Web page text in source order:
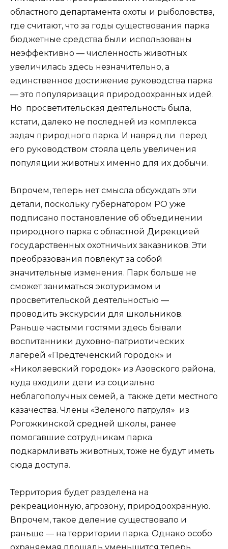
областного департамента охоты и рыболовства,
где считают, что за годы существования парка
бюджетные средства были использованы
неэффективно — численность животных
увеличилась здесь незначительно, а
единственное достижение руководства парка
— это популяризация природоохранных идей.
Но просветительская деятельность была,
кстати, далеко не последней из комплекса
задач природного парка. И навряд ли перед
его руководством стояла цель увеличения
популяции животных именно для их добычи.
Впрочем, теперь нет смысла обсуждать эти
детали, поскольку губернатором РО уже
подписано постановление об объединении
природного парка с областной Дирекцией
государственных охотничьих заказников. Эти
преобразования повлекут за собой
значительные изменения. Парк больше не
сможет заниматься экотуризмом и
просветительской деятельностью —
проводить экскурсии для школьников.
Раньше частыми гостями здесь бывали
воспитанники духовно-патриотических
лагерей «Предтеченский городок» и
«Николаевский городок» из Азовского района,
куда входили дети из социально
неблагополучных семей, а также дети местного
казачества. Члены «Зеленого патруля» из
Рогожкинской средней школы, ранее
помогавшие сотрудникам парка
подкармливать животных, тоже не будут иметь
сюда доступа.
Территория будет разделена на
рекреационную, агрозону, природоохранную.
Впрочем, такое деление существовало и
раньше — на территории парка. Однако особо